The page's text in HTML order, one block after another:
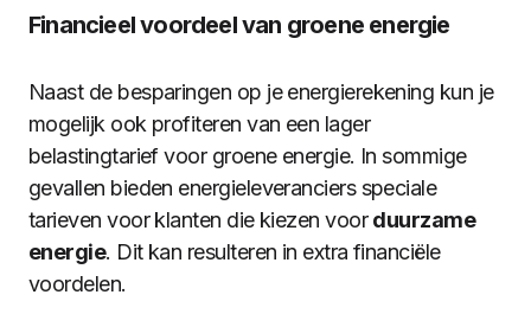
Financieel voordeel van groene energie
Naast de besparingen op je energierekening kun je
mogelijk ook profiteren van een lager
belastingtarief voor groene energie. In sommige
gevallen bieden energieleveranciers speciale
tarieven voor klanten die kiezen voorduurzame
energie. Dit kan resulteren in extra financiële
voordelen.